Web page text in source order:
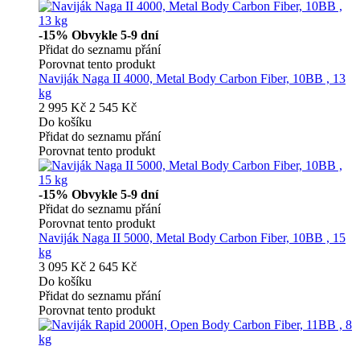
-15% Obvykle 5-9 dní
Přidat do seznamu přání
Porovnat tento produkt
Naviják Naga II 4000, Metal Body Carbon Fiber, 10BB , 13
kg
2 995 Kč 2 545 Kč
Do košíku
Přidat do seznamu přání
Porovnat tento produkt
-15% Obvykle 5-9 dní
Přidat do seznamu přání
Porovnat tento produkt
Naviják Naga II 5000, Metal Body Carbon Fiber, 10BB , 15
kg
3 095 Kč 2 645 Kč
Do košíku
Přidat do seznamu přání
Porovnat tento produkt